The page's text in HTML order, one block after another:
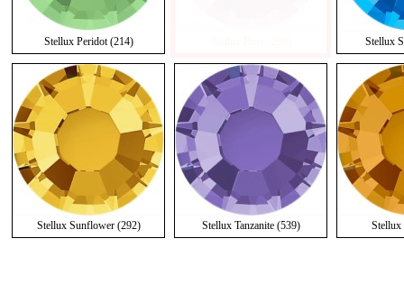
Stellux Peridot (214) Stellux
Stellux Sunflower (292) Stellux Tanzanite (539) Stellux